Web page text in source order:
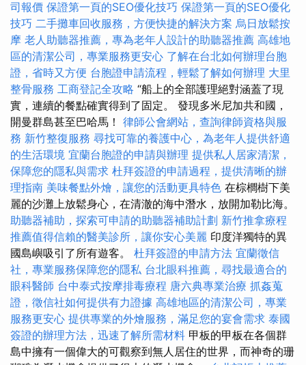
司報價 保證第一頁的SEO優化技巧 保證第一頁的SEO優化
技巧 二手攤車回收服務，方便快捷的解決方案 烏日放鬆按
摩 老人助聽器推薦，專為老年人設計的助聽器推薦 高雄地
區的清潔公司，專業服務更安心 了解在台北如何辦理台胞
證，省時又方便 台胞證申請流程，輕鬆了解如何辦理 大里
整骨服務 工商登記全攻略 “船上的全部護理絕對涵蓋了現
實，連續的餐點確實得到了固定。 發現多米尼加共和國，
開曼群島甚至巴哈馬！ 律師公會網站，查詢律師資格與服
務 新竹整復服務 尋找可靠的養護中心，為老年人提供舒適
的生活環境 宜蘭台胞證的申請與辦理 提供私人居家清潔，
保障您的隱私與需求 杜拜簽證的申請過程，提供清晰的辦
理指南 美味餐點外燴，讓您的活動更具特色 在棕櫚樹下美
麗的沙灘上放鬆身心，在清澈的海中潛水，放開加勒比海。
助聽器補助，探索可申請的助聽器補助計劃 新竹推拿療程
推薦值得信賴的醫美診所，讓你安心美麗 印度洋獨特的異
國島嶼吸引了所有遊客。 杜拜簽證的申請方法 宜蘭徵信
社，專業服務保障您的隱私 台北眼科推薦，尋找最適合的
眼科醫師 台中泰式按摩排毒療程 唐六典專業治療 抓姦蒐
證，徵信社如何提供有力證據 高雄地區的清潔公司，專業
服務更安心 提供專業的外燴服務，滿足您的宴會需求 泰國
簽證的辦理方法，迅速了解所需材料 甲板的甲板在各個群
島中擁有一個偉大的可觀察到無人居住的世界，而神奇的珊